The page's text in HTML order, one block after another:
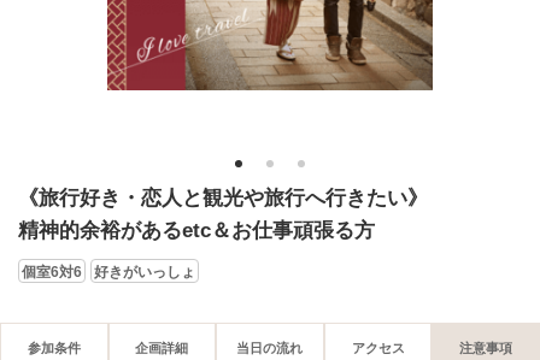
1 2 3
《旅行好き・恋人と観光や旅行へ行きたい》
精神的余裕があるetc＆お仕事頑張る方
個室6対6 好きがいっしょ
参加条件 企画詳細 当日の流れ アクセス 注意事項